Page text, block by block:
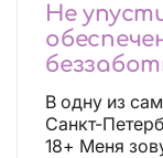
Не
будет
Лучшие
В одну из
Санкт-
18+ Меня